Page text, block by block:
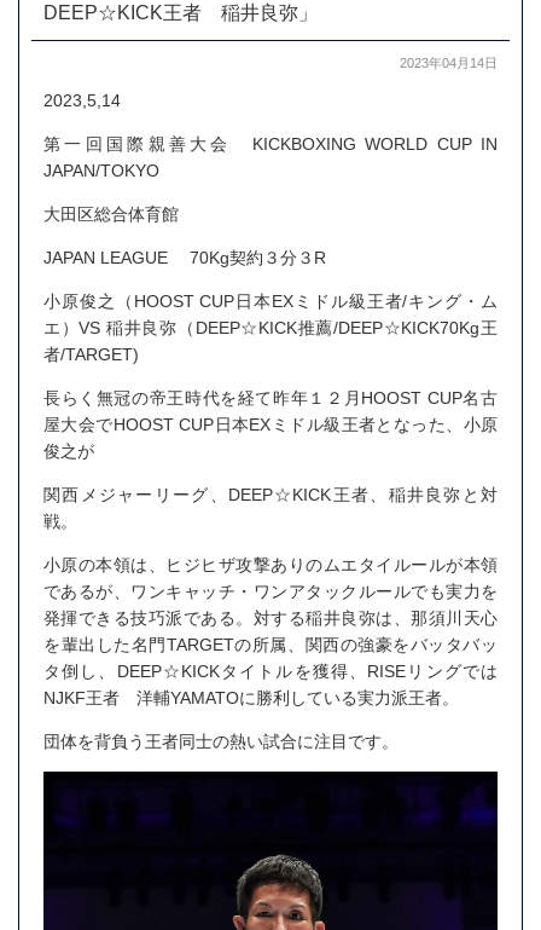
DEEP☆KICK王者 稲井良弥」
2023年04月14日
2023,5,14
第一回国際親善大会 KICKBOXING WORLD CUP IN
JAPAN/TOKYO
大田区総合体育館
JAPAN LEAGUE 70Kg契約３分３R
小原俊之（HOOST CUP日本EXミドル級王者/キング・ム
エ）VS 稲井良弥（DEEP☆KICK推薦/DEEP☆KICK70Kg王
者/TARGET)
長らく無冠の帝王時代を経て昨年１２月HOOST CUP名古
屋大会でHOOST CUP日本EXミドル級王者となった、小原
俊之が
関西メジャーリーグ、DEEP☆KICK王者、稲井良弥と対
戦。
小原の本領は、ヒジヒザ攻撃ありのムエタイルールが本領
であるが、ワンキャッチ・ワンアタックルールでも実力を
発揮できる技巧派である。対する稲井良弥は、那須川天心
を輩出した名門TARGETの所属、関西の強豪をバッタバッ
タ倒し、DEEP☆KICKタイトルを獲得、RISEリングでは
NJKF王者 洋輔YAMATOに勝利している実力派王者。
団体を背負う王者同士の熱い試合に注目です。